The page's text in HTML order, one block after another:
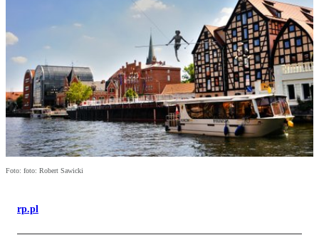
Foto: foto: Robert Sawicki
rp.pl